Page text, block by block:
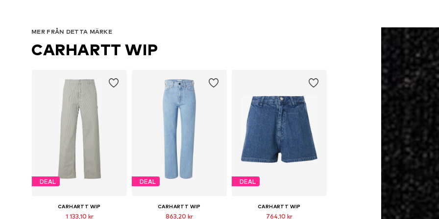
MER FRÅN DETTA MÄRKE
CARHARTT WIP
DEAL
CARHARTT WIP
1 133,10 kr
DEAL
CARHARTT WIP
863,20 kr
DEAL
CARHARTT WIP
764,10 kr